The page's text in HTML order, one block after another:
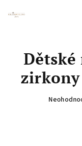
Dětské
Průměrné